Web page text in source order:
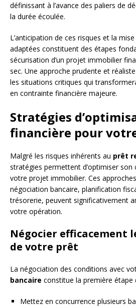
définissant à l’avance des paliers de
la durée écoulée.
L’anticipation de ces risques et la
adaptées constituent des étapes
sécurisation d’un projet immobilier
sec. Une approche prudente et
les situations critiques qui
en contrainte financière majeure.
Stratégies
financière pour
Malgré les risques inhérents au prêt
stratégies permettent d’optimiser son
votre projet immobilier. Ces
négociation bancaire, planification
trésorerie, peuvent significativement
votre opération.
Négocier efficacement
de votre prêt
La négociation des conditions avec
bancaire constitue la première étape
Mettez en concurrence plusieurs